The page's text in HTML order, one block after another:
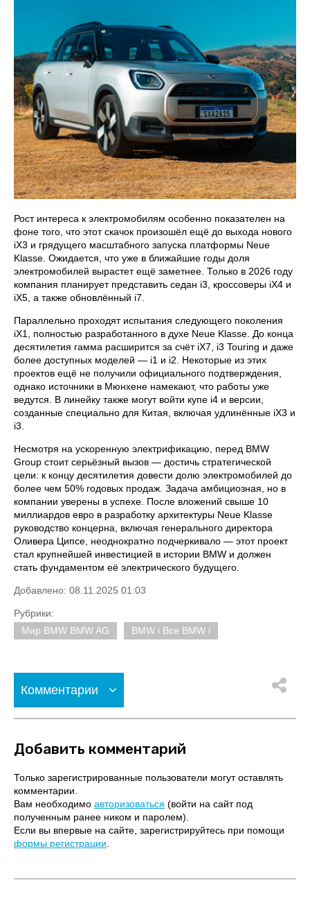
Рост интереса к электромобилям особенно показателен на
фоне того, что этот скачок произошёл ещё до выхода нового
iX3 и грядущего масштабного запуска платформы Neue
Klasse. Ожидается, что уже в ближайшие годы доля
электромобилей вырастет ещё заметнее. Только в 2026 году
компания планирует представить седан i3, кроссоверы iX4 и
iX5, а также обновлённый i7.
Параллельно проходят испытания следующего поколения
iX1, полностью разработанного в духе Neue Klasse. До конца
десятилетия гамма расширится за счёт iX7, i3 Touring и даже
более доступных моделей — i1 и i2. Некоторые из этих
проектов ещё не получили официального подтверждения,
однако источники в Мюнхене намекают, что работы уже
ведутся. В линейку также могут войти купе i4 и версии,
созданные специально для Китая, включая удлинённые iX3 и
i3.
Несмотря на ускоренную электрификацию, перед BMW
Group стоит серьёзный вызов — достичь стратегической
цели: к концу десятилетия довести долю электромобилей до
более чем 50% годовых продаж. Задача амбициозная, но в
компании уверены в успехе. После вложений свыше 10
миллиардов евро в разработку архитектуры Neue Klasse
руководство концерна, включая генерального директора
Оливера Ципсе, неоднократно подчеркивало — этот проект
стал крупнейшей инвестицией в истории BMW и должен
стать фундаментом её электрического будущего.
Добавлено: 08.11.2025 01:03
Рубрики:
Мир BMW BMW AG
BMW i Все BMW i
Комментарии
Добавить комментарий
Только зарегистрированные пользователи могут оставлять
комментарии.
Вам необходимо авторизоваться (войти на сайт под
полученным ранее ником и паролем).
Если вы впервые на сайте, зарегистрируйтесь при помощи
формы регистрации